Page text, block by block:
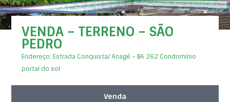
VENDA – TERRENO – SÃO
PEDRO
Endereço: Estrada Conquista/ Anagé – BA 262 Condomínio
portal do sol
Venda